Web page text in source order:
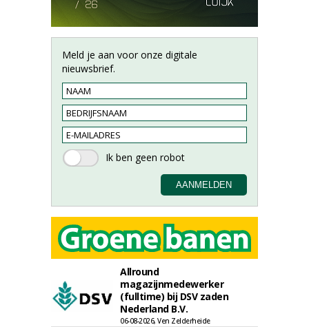
Meld je aan voor onze digitale
nieuwsbrief.
Allround
magazijnmedewerker
(fulltime) bij DSV zaden
Nederland B.V.
06-08-2026, Ven Zelderheide